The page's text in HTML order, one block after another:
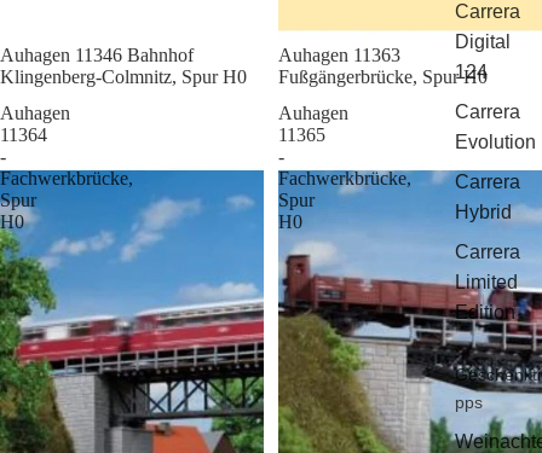
Carrera
Digital
124
Carrera
Evolution
Carrera
Hybrid
Carrera
Limited
Edition
Geschenkti
pps
Sale
Auhagen 11346 Bahnhof
Klingenberg-Colmnitz, Spur H0
Sale
Auhagen 11363
Fußgängerbrücke, Spur H0
Auhagen
11364
-
Fachwerkbrücke,
Spur
H0
Auhagen
11365
-
Fachwerkbrücke,
Spur
H0